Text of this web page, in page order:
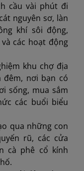
cầu vài phút đi
nguyên sơ, làn
khí sôi động,
các hoạt động
khu chợ địa
nơi bạn có
sống, mua sắm
các buổi biểu
qua những con
rũ, các cửa
cà phê cổ kính